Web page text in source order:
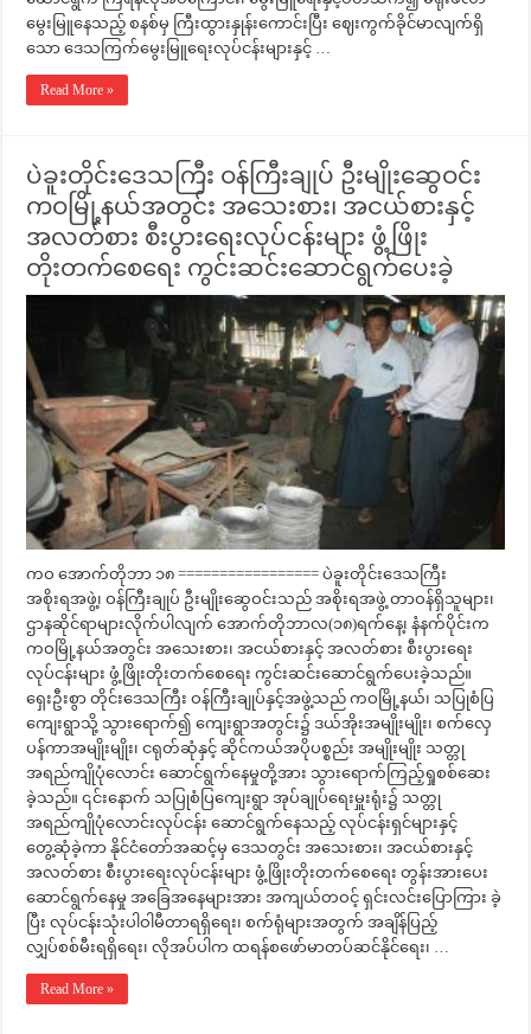
မွေးမြူနေသည့် စနစ်မှ ကြီးထွားနှုန်းကောင်းပြီး ဈေးကွက်ခိုင်မာလျက်ရှိ
သော ဒေသကြက်မွေးမြူရေးလုပ်ငန်းများနှင့် …
Read More »
ပဲခူးတိုင်းဒေသကြီး ဝန်ကြီးချုပ် ဦးမျိုးဆွေဝင်း
ကဝမြို့နယ်အတွင်း အသေးစား၊ အငယ်စားနှင့်
အလတ်စား စီးပွားရေးလုပ်ငန်းများ ဖွံ့ဖြိုး
တိုးတက်စေရေး ကွင်းဆင်းဆောင်ရွက်ပေးခဲ့
ကဝ အောက်တိုဘာ ၁၈ ================= ပဲခူးတိုင်းဒေသကြီး
အစိုးရအဖွဲ့၊ ဝန်ကြီးချုပ် ဦးမျိုးဆွေဝင်းသည် အစိုးရအဖွဲ့ တာဝန်ရှိသူများ၊
ဌာနဆိုင်ရာများလိုက်ပါလျက် အောက်တိုဘာလ(၁၈)ရက်နေ့၊ နံနက်ပိုင်းက
ကဝမြို့နယ်အတွင်း အသေးစား၊ အငယ်စားနှင့် အလတ်စား စီးပွားရေး
လုပ်ငန်းများ ဖွံ့ဖြိုးတိုးတက်စေရေး ကွင်းဆင်းဆောင်ရွက်ပေးခဲ့သည်။
ရှေးဦးစွာ တိုင်းဒေသကြီး ဝန်ကြီးချုပ်နှင့်အဖွဲ့သည် ကဝမြို့နယ်၊ သပြုစံပြ
ကျေးရွာသို့ သွားရောက်၍ ကျေးရွာအတွင်း၌ ဒယ်အိုးအမျိုးမျိုး၊ စက်လှေ
ပန်ကာအမျိုးမျိုး၊ ငရုတ်ဆုံနှင့် ဆိုင်ကယ်အပိုပစ္စည်း အမျိုးမျိုး သတ္တု
အရည်ကျိုပုံလောင်း ဆောင်ရွက်နေမှုတို့အား သွားရောက်ကြည့်ရှုစစ်ဆေး
ခဲ့သည်။ ၎င်းနောက် သပြုစံပြကျေးရွာ အုပ်ချုပ်ရေးမှူးရုံး၌ သတ္တု
အရည်ကျိုပုံလောင်းလုပ်ငန်း ဆောင်ရွက်နေသည့် လုပ်ငန်းရှင်များနှင့်
တွေ့ဆုံခဲ့ကာ နိုင်ငံတော်အဆင့်မှ ဒေသတွင်း အသေးစား၊ အငယ်စားနှင့်
အလတ်စား စီးပွားရေးလုပ်ငန်းများ ဖွံ့ဖြိုးတိုးတက်စေရေး တွန်းအားပေး
ဆောင်ရွက်နေမှု အခြေအနေများအား အကျယ်တဝင့် ရှင်းလင်းပြောကြား ခဲ့
ပြီး လုပ်ငန်းသုံးပါဝါမီတာရရှိရေး၊ စက်ရုံများအတွက် အချိန်ပြည့်
လျှပ်စစ်မီးရရှိရေး၊ လိုအပ်ပါက ထရန်စဖော်မာတပ်ဆင်နိုင်ရေး၊ …
Read More »